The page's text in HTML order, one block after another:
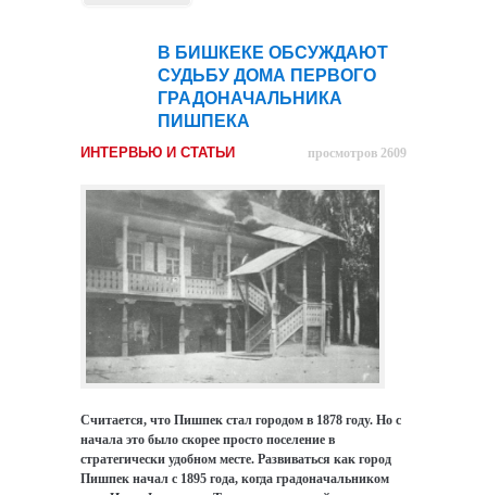
В БИШКЕКЕ ОБСУЖДАЮТ
СУДЬБУ ДОМА ПЕРВОГО
ГРАДОНАЧАЛЬНИКА
ПИШПЕКА
ИНТЕРВЬЮ И СТАТЬИ просмотров 2609
Считается, что Пишпек стал городом в 1878 году. Но с
начала это было скорее просто поселение в
стратегически удобном месте. Развиваться как город
Пишпек начал с 1895 года, когда градоначальником